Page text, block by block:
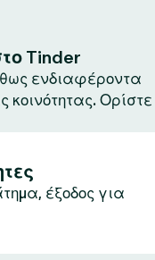
Tinder
ενδιαφέροντα
κοινότητας. Ορίστε
έξοδος για